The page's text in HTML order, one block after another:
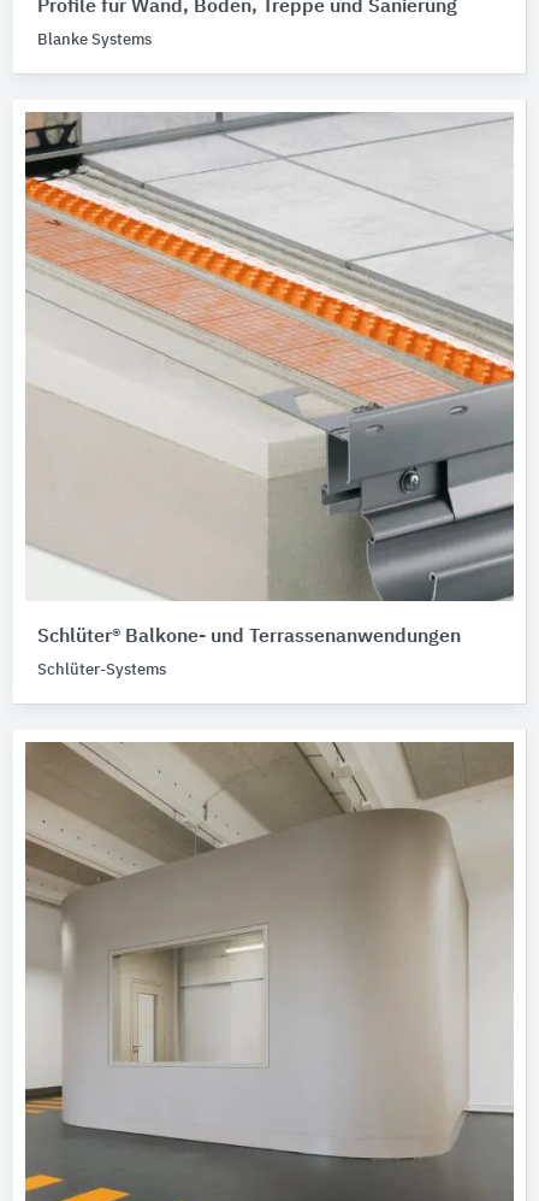
Profile für Wand, Boden, Treppe und Sanierung
Blanke Systems
Schlüter® Balkone- und Terrassenanwendungen
Schlüter-Systems